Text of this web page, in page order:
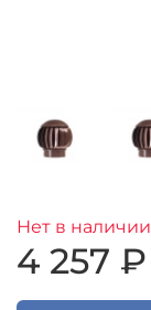
Нет в наличии
4 257 ₽